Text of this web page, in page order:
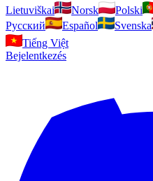
Lietuviškai
Norsk Polski
Pусский
Español Svenska
Tiếng Việt
Bejelentkezés